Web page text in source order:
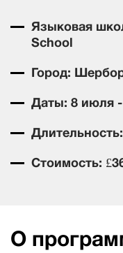
Языковая
School
Город:
Даты: 8 июля -
Стоимость:
О